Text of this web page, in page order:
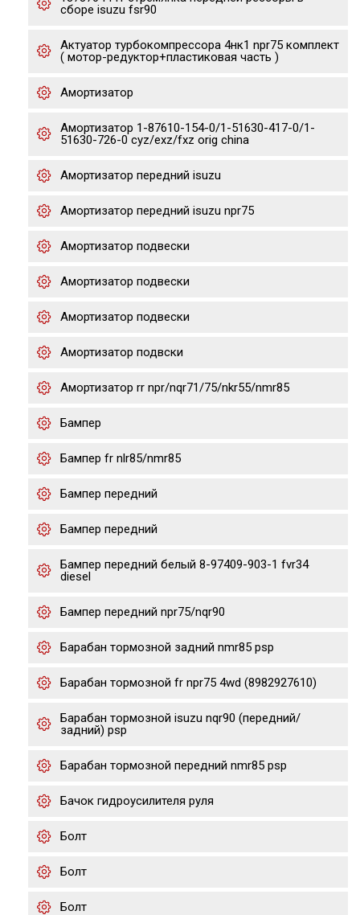
сборе isuzu fsr90
Актуатор турбокомпрессора 4нк1 npr75 комплект
( мотор-редуктор+пластиковая часть )
Амортизатор
Амортизатор 1-87610-154-0/1-51630-417-0/1-
51630-726-0 cyz/exz/fxz orig china
Амортизатор передний isuzu
Амортизатор передний isuzu npr75
Амортизатор подвески
Амортизатор подвески
Амортизатор подвески
Амортизатор подвски
Амортизатор rr npr/nqr71/75/nkr55/nmr85
Бампер
Бампер fr nlr85/nmr85
Бампер передний
Бампер передний
Бампер передний белый 8-97409-903-1 fvr34
diesel
Бампер передний npr75/nqr90
Барабан тормозной задний nmr85 psp
Барабан тормозной fr npr75 4wd (8982927610)
Барабан тормозной isuzu nqr90 (передний/
задний) psp
Барабан тормозной передний nmr85 psp
Бачок гидроусилителя руля
Болт
Болт
Болт